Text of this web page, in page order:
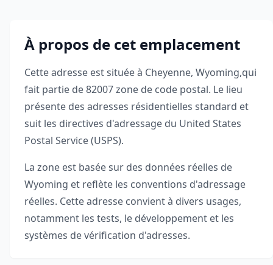
À propos de cet emplacement
Cette adresse est située à Cheyenne, Wyoming,qui
fait partie de82007zone de code postal. Le lieu
présente des adresses résidentielles standard et
suit les directives d'adressage du United States
Postal Service (USPS).
La zone est basée sur des données réelles de
Wyoming et reflète les conventions d'adressage
réelles. Cette adresse convient à divers usages,
notamment les tests, le développement et les
systèmes de vérification d'adresses.